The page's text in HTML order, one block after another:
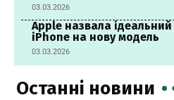
03.03.2026
Apple назвала
iPhone на нову модель
03.03.2026
Останні новини